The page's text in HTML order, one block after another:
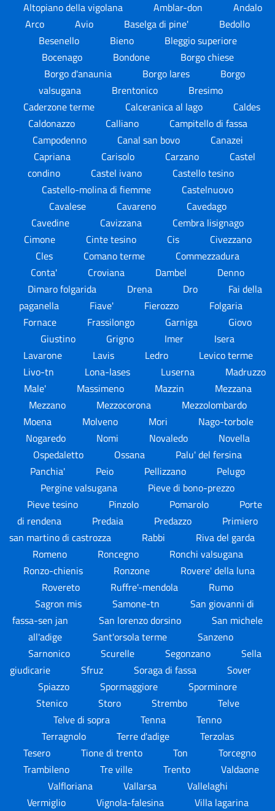
Altopiano della vigolana
Amblar-don
Andalo
Arco
Avio Baselga di pine'
Bedollo
Besenello
Bieno
Bleggio superiore
Bocenago
Bondone
Borgo chiese
Borgo d'anaunia
Borgo lares
Borgo
valsugana
Brentonico
Bresimo
Caderzone terme
Calceranica al lago
Caldes
Caldonazzo
Calliano
Campitello di fassa
Campodenno
Canal san bovo
Canazei
Capriana
Carisolo Carzano
Castel
condino
Castel ivano
Castello tesino
Castello-molina di fiemme
Castelnuovo
Cavalese
Cavareno
Cavedago
Cavedine
Cavizzana
Cembra lisignago
Cimone
Cinte tesino Cis
Civezzano
Cles
Comano terme
Commezzadura
Conta'
Croviana Dambel
Denno
Dimaro folgarida
Drena Dro
Fai della
paganella
Fiave' Fierozzo
Folgaria
Fornace
Frassilongo Garniga
Giovo
Giustino
Grigno Imer
Isera
Lavarone
Lavis Ledro
Levico terme
Livo-tn
Lona-lases Luserna
Madruzzo
Male'
Massimeno Mazzin
Mezzana
Mezzano
Mezzocorona
Mezzolombardo
Moena
Molveno Mori
Nago-torbole
Nogaredo
Nomi Novaledo
Novella
Ospedaletto
Ossana
Palu' del fersina
Panchia'
Peio Pellizzano
Pelugo
Pergine valsugana
Pieve di bono-prezzo
Pieve tesino
Pinzolo Pomarolo
Porte
di rendena
Predaia Predazzo
Primiero
san martino di castrozza
Rabbi
Riva del garda
Romeno
Roncegno
Ronchi valsugana
Ronzo-chienis
Ronzone
Rovere' della luna
Rovereto
Ruffre'-mendola
Rumo
Sagron mis
Samone-tn
San giovanni di
fassa-sen jan
San lorenzo dorsino
San michele
all'adige
Sant'orsola terme
Sanzeno
Sarnonico
Scurelle Segonzano
Sella
giudicarie
Sfruz Soraga di fassa
Sover
Spiazzo
Spormaggiore
Sporminore
Stenico
Storo Strembo
Telve
Telve di sopra
Tenna
Tenno
Terragnolo
Terre d'adige
Terzolas
Tesero
Tione di trento Ton
Torcegno
Trambileno
Tre ville Trento
Valdaone
Valfloriana
Vallarsa
Vallelaghi
Vermiglio
Vignola-falesina
Villa lagarina